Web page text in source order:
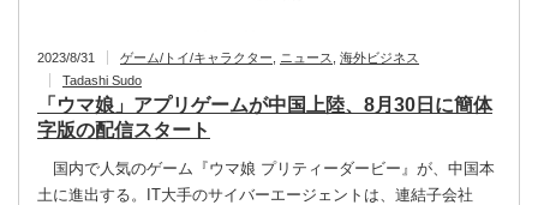
2023/8/31 ゲーム/トイ/キャラクター ニュース
海外ビジネス
Tadashi Sudo
「ウマ娘」アプリゲームが中国上陸、8月30日に簡体
字版の配信スタート
国内で人気のゲーム『ウマ娘 プリティーダービー』が、中国本
土に進出する。IT大手のサイバーエージェントは、連結子会社